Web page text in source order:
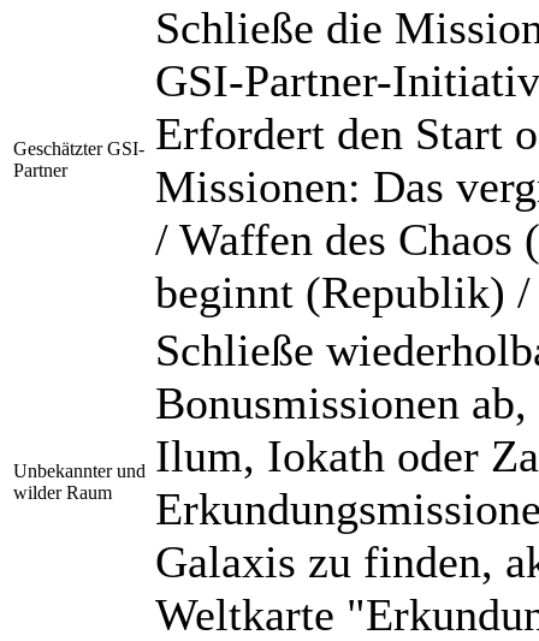
Geschätzter GSI-
Partner
Schließe die
GSI-Partner-
Erfordert den Start
Missionen: Das
/ Waffen des
beginnt (Republik)
Unbekannter und
wilder Raum
Schließe
Bonusmissionen
Ilum, Iokath oder
Galaxis zu finden,
Weltkarte